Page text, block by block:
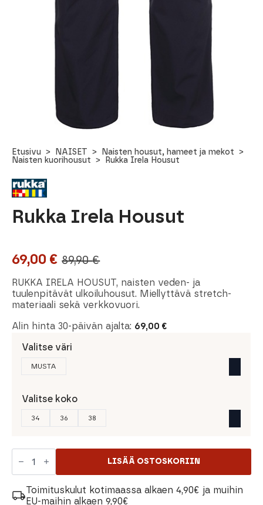
Etusivu NAISET
Naisten housut, hameet ja mekot
Naisten kuorihousut
Rukka Irela Housut
Rukka Irela Housut
89,90€
Alkuperäinen
hinta
oli:
89,90 €.
69,00 €
Nykyinen
hinta
on:
69,00 €.
RUKKA IRELA HOUSUT, naisten veden- ja
tuulenpitävät ulkoiluhousut. Miellyttävä stretch-
materiaali sekä verkkovuori.
Alin hinta 30-päivän ajalta: 69,00 €
Valitse väri
MUSTA
Valitse koko
34 36 38
Rukka
Irela
Housut
LISÄÄ OSTOSKORIIN
Toimituskulut kotimaassa alkaen 4,90€ ja muihin
EU-maihin alkaen 9,90€